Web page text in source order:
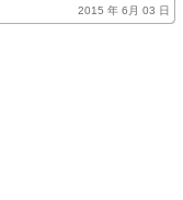
2015 年 6月 03 日